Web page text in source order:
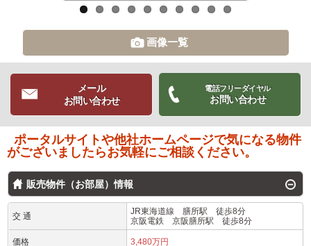
画像一覧
メール
お問い合わせ
電話フリーダイヤル
お問い合わせ
ポータルサイトや他社ホームページで気になる物件
がございましたらお気軽にご相談ください。
販売物件（お部屋）情報
交 通
JR東海道線 膳所駅 徒歩8分
京阪電鉄 京阪膳所駅 徒歩8分
価格 3,480万円